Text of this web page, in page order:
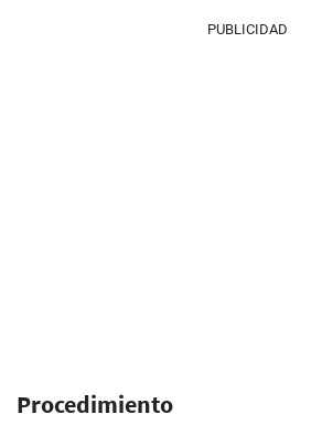
PUBLICIDAD
Procedimiento